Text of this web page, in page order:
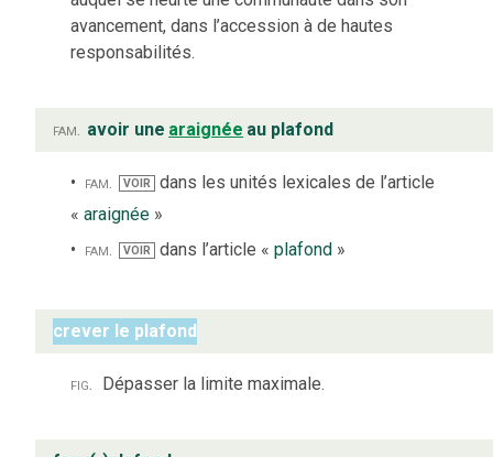
avancement, dans l’accession à de hautes
responsabilités.
fam. avoir une araignée au plafond
fam. VOIR dans les unités lexicales de l’article
« araignée »
fam.
VOIR dans l’article « plafond»
crever le plafond
fig. Dépasser la limite maximale.